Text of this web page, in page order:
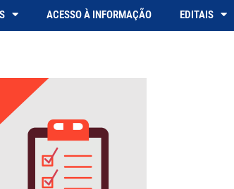
ACESSO À INFORMAÇÃO EDITAIS